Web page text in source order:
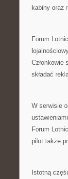
kabiny oraz
Forum
Członkowie
składać
W serwisie
Forum
pilot także
Istotną